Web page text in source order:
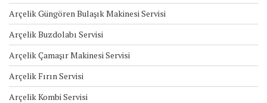
Arçelik Güngören Bulaşık Makinesi Servisi
Arçelik Buzdolabı Servisi
Arçelik Çamaşır Makinesi Servisi
Arçelik Fırın Servisi
Arçelik Kombi Servisi